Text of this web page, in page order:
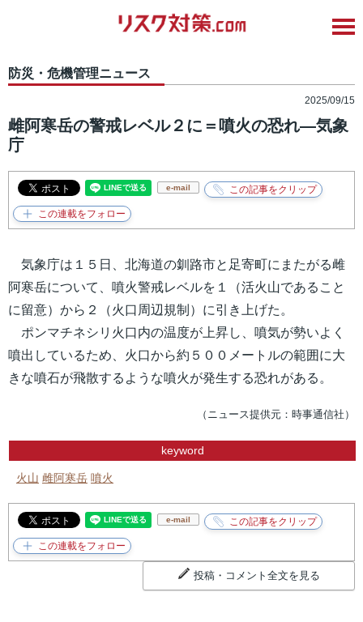
防災・危機管理ニュース
2025/09/15
雌阿寒岳の警戒レベル２に＝噴火の恐れ―気象
庁
e-mail
気象庁は１５日、北海道の釧路市と足寄町にまたがる雌
阿寒岳について、噴火警戒レベルを１（活火山であること
に留意）から２（火口周辺規制）に引き上げた。
ポンマチネシリ火口内の温度が上昇し、噴気が勢いよく
噴出しているため、火口から約５００メートルの範囲に大
きな噴石が飛散するような噴火が発生する恐れがある。
（ニュース提供元：時事通信社）
keyword
火山 雌阿寒岳 噴火
e-mail
投稿・コメント全文を見る